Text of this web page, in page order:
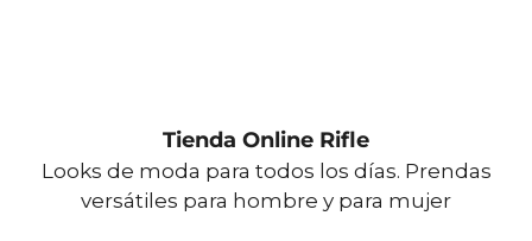
Tienda Online Rifle
Looks de moda para todos los días. Prendas
versátiles para hombre y para mujer